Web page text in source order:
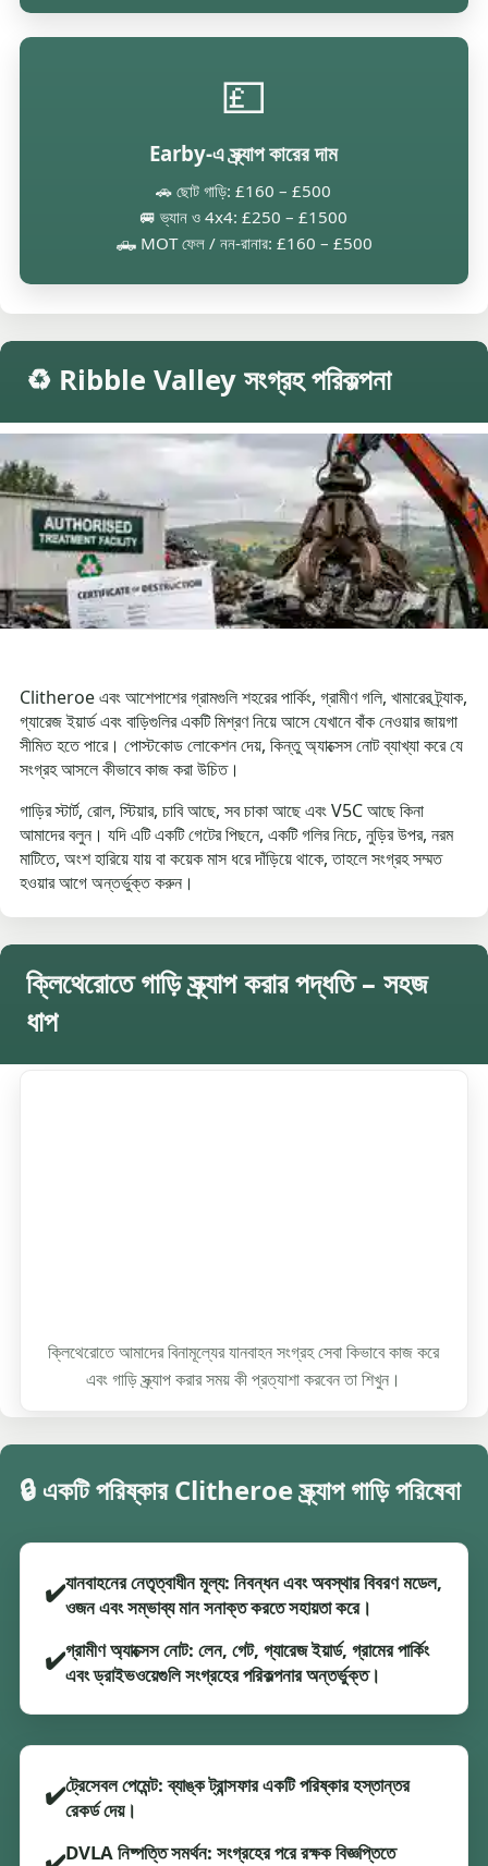
💷
Earby-এ স্ক্র্যাপ কারের দাম
🚗 ছোট গাড়ি: £160 – £500
🚐 ভ্যান ও 4x4: £250 – £1500
🛻 MOT ফেল / নন-রানার: £160 – £500
♻️ Ribble Valley সংগ্রহ পরিকল্পনা
Clitheroe এবং আশেপাশের গ্রামগুলি শহরের পার্কিং, গ্রামীণ গলি, খামারের ট্র্যাক,
গ্যারেজ ইয়ার্ড এবং বাড়িগুলির একটি মিশ্রণ নিয়ে আসে যেখানে বাঁক নেওয়ার জায়গা
সীমিত হতে পারে। পোস্টকোড লোকেশন দেয়, কিন্তু অ্যাক্সেস নোট ব্যাখ্যা করে যে
সংগ্রহ আসলে কীভাবে কাজ করা উচিত।
গাড়ির স্টার্ট, রোল, স্টিয়ার, চাবি আছে, সব চাকা আছে এবং V5C আছে কিনা
আমাদের বলুন। যদি এটি একটি গেটের পিছনে, একটি গলির নিচে, নুড়ির উপর, নরম
মাটিতে, অংশ হারিয়ে যায় বা কয়েক মাস ধরে দাঁড়িয়ে থাকে, তাহলে সংগ্রহ সম্মত
হওয়ার আগে অন্তর্ভুক্ত করুন।
ক্লিথেরোতে গাড়ি স্ক্র্যাপ করার পদ্ধতি – সহজ
ধাপ
ক্লিথেরোতে আমাদের বিনামূল্যের যানবাহন সংগ্রহ সেবা কিভাবে কাজ করে
এবং গাড়ি স্ক্র্যাপ করার সময় কী প্রত্যাশা করবেন তা শিখুন।
🔒 একটি পরিষ্কার Clitheroe স্ক্র্যাপ গাড়ি পরিষেবা
✔️যানবাহনের নেতৃত্বাধীন মূল্য: নিবন্ধন এবং অবস্থার বিবরণ মডেল,
ওজন এবং সম্ভাব্য মান সনাক্ত করতে সহায়তা করে।
✔️গ্রামীণ অ্যাক্সেস নোট: লেন, গেট, গ্যারেজ ইয়ার্ড, গ্রামের পার্কিং
এবং ড্রাইভওয়েগুলি সংগ্রহের পরিকল্পনার অন্তর্ভুক্ত।
✔️ট্রেসেবল পেমেন্ট: ব্যাঙ্ক ট্রান্সফার একটি পরিষ্কার হস্তান্তর
রেকর্ড দেয়।
DVLA নিষ্পত্তি সমর্থন: সংগ্রহের পরে রক্ষক বিজ্ঞপ্তিতে